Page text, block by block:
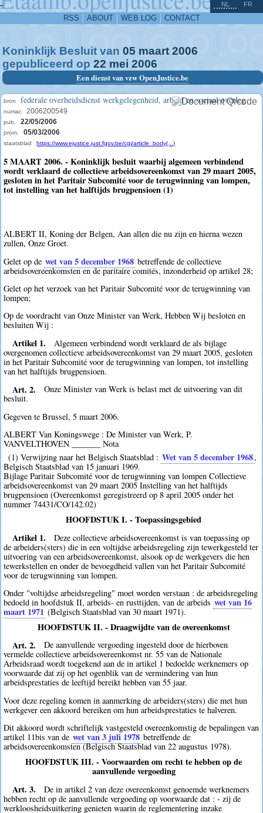
-
RSS ABOUT WEB LOG CONTACT
NL FR
Koninklijk Besluit van 05 maart 2006
gepubliceerd op 22 mei 2006
Een dienst van vzw OpenJustice.be
bron federale overheidsdienst werkgelegenheid, arbeid en sociaal overleg
numac 2006200549
pub. 22/05/2006
prom. 05/03/2006
staatsblad https://www.ejustice.just.fgov.be/cgi/article_body(...)
5 MAART 2006. - Koninklijk besluit waarbij algemeen verbindend
wordt verklaard de collectieve arbeidsovereenkomst van 29 maart 2005,
gesloten in het Paritair Subcomité voor de terugwinning van lompen,
tot instelling van het halftijds brugpensioen (1)
ALBERT II, Koning der Belgen, Aan allen die nu zijn en hierna wezen
zullen, Onze Groet.
Gelet op de wet van 5 december 1968 betreffende de collectieve
arbeidsovereenkomsten en de paritaire comités, inzonderheid op artikel 28;
Gelet op het verzoek van het Paritair Subcomité voor de terugwinning van
lompen;
Op de voordracht van Onze Minister van Werk, Hebben Wij besloten en
besluiten Wij :
Artikel 1.
Algemeen verbindend wordt verklaard de als bijlage
overgenomen collectieve arbeidsovereenkomst van 29 maart 2005, gesloten
in het Paritair Subcomité voor de terugwinning van lompen, tot instelling
van het halftijds brugpensioen.
Art. 2.
Onze Minister van Werk is belast met de uitvoering van dit
besluit.
Gegeven te Brussel, 5 maart 2006.
ALBERT Van Koningswege : De Minister van Werk, P.
VANVELTHOVEN _______ Nota
(1) Verwijzing naar het Belgisch Staatsblad : Wet van 5 december 1968,
Belgisch Staatsblad van 15 januari 1969.
Bijlage Paritair Subcomité voor de terugwinning van lompen Collectieve
arbeidsovereenkomst van 29 maart 2005 Instelling van het halftijds
brugpensioen (Overeenkomst geregistreerd op 8 april 2005 onder het
nummer 74431/CO/142.02)
HOOFDSTUK I. - Toepassingsgebied
Artikel 1.
Deze collectieve arbeidsovereenkomst is van toepassing op
de arbeiders(sters) die in een voltijdse arbeidsregeling zijn tewerkgesteld ter
uitvoering van een arbeidsovereenkomst, alsook op de werkgevers die hen
tewerkstellen en onder de bevoegdheid vallen van het Paritair Subcomité
voor de terugwinning van lompen.
Onder "voltijdse arbeidsregeling" moet worden verstaan : de arbeidsregeling
bedoeld in hoofdstuk II, arbeids- en rusttijden, van de arbeids wet van 16
maart 1971 (Belgisch Staatsblad van 30 maart 1971).
HOOFDSTUK II. - Draagwijdte van de overeenkomst
Art. 2.
De aanvullende vergoeding ingesteld door de hierboven
vermelde collectieve arbeidsovereenkomst nr. 55 van de Nationale
Arbeidsraad wordt toegekend aan de in artikel 1 bedoelde werknemers op
voorwaarde dat zij op het ogenblik van de vermindering van hun
arbeidsprestaties de leeftijd bereikt hebben van 55 jaar.
Voor deze regeling komen in aanmerking de arbeiders(sters) die met hun
werkgever een akkoord bereiken om hun arbeidsprestaties te halveren.
Dit akkoord wordt schriftelijk vastgesteld overeenkomstig de bepalingen van
artikel 11bis van de wet van 3 juli 1978 betreffende de
arbeidsovereenkomsten (Belgisch Staatsblad van 22 augustus 1978).
HOOFDSTUK III. - Voorwaarden om recht te hebben op de
aanvullende vergoeding
Art. 3.
De in artikel 2 van deze overeenkomst genoemde werknemers
hebben recht op de aanvullende vergoeding op voorwaarde dat : - zij de
werkloosheidsuitkering genieten waarin de reglementering inzake
^